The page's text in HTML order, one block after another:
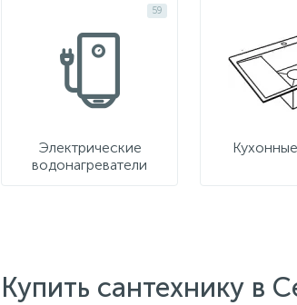
59
Электрические
водонагреватели
Купить сантехнику в